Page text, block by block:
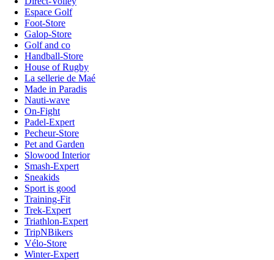
Espace Golf
Foot-Store
Galop-Store
Golf and co
Handball-Store
House of Rugby
La sellerie de Maé
Made in Paradis
Nauti-wave
On-Fight
Padel-Expert
Pecheur-Store
Pet and Garden
Slowood Interior
Smash-Expert
Sneakids
Sport is good
Training-Fit
Trek-Expert
Triathlon-Expert
TripNBikers
Vélo-Store
Winter-Expert